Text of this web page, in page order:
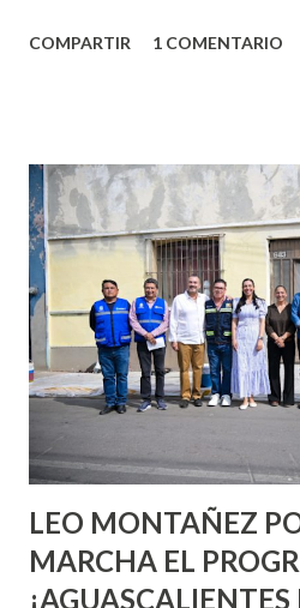
partes de ti que jamás hubieras
conoces ni la mitad de lo que
quienes ya han tenido relaciones
o expertas en el tema. Siempre
aprender y nuevas experiencias
chica y aún no has tenido
pienses que el sexo será
experimentarlo, pero como
experiencia te dirá, siempre es
son suficientemen...
COMPARTIR 1 COMENTARIO
LEO MONTAÑEZ
MARCHA EL